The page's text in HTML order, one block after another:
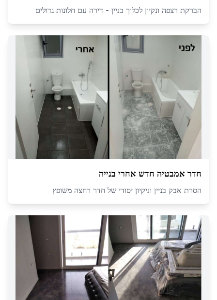
הברקת רצפה ונקיון לכלוך בניין - דירה עם חלונות גדולים
חדר אמבטיה חדש אחרי בנייה
הסרת אבק בניין וניקיון יסודי של חדר רחצה משופץ